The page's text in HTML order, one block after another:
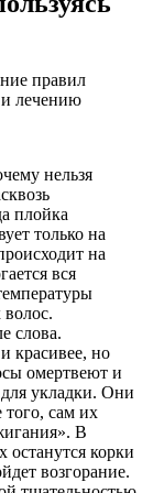
правил
лечению
нельзя
плойка
только на
на
вся
слова.
красивее, но
омертвеют и
для укладки. Они
сам их
В
корки
возгорание.